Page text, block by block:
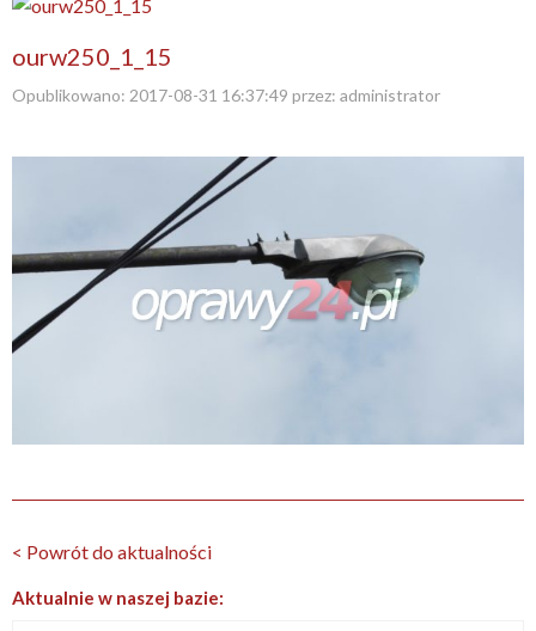
ourw250_1_15
Opublikowano: 2017-08-31 16:37:49 przez: administrator
< Powrót do aktualności
Aktualnie w naszej bazie: